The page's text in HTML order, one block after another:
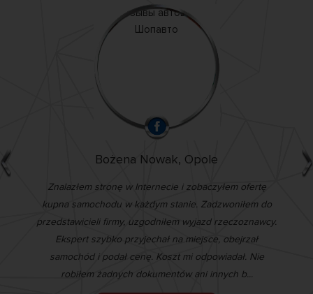
Bożena Nowak, Opole
Znalazłem stronę w Internecie i zobaczyłem ofertę
kupna samochodu w każdym stanie. Zadzwoniłem do
przedstawicieli firmy, uzgodniłem wyjazd rzeczoznawcy.
Ekspert szybko przyjechał na miejsce, obejrzał
samochód i podał cenę. Koszt mi odpowiadał. Nie
robiłem żadnych dokumentów ani innych b...